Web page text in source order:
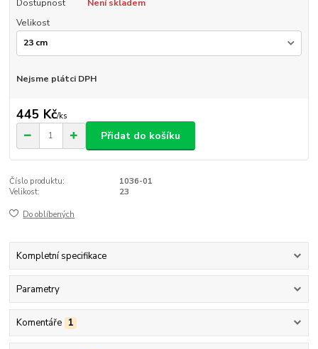
Dostupnost
Není skladem
Velikost
Nejsme plátci DPH
445 Kč/ks
Přidat do košíku
Číslo produktu:
1036-01
Velikost:
23
Do oblíbených
Kompletní specifikace
Parametry
Komentáře 1